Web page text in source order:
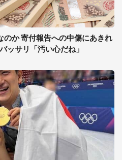
か 寄付報告への中傷にあきれ
ッサリ「汚い心だね」